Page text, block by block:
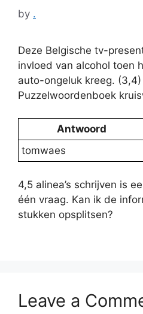
by .
Deze Belgische tv-
invloed van alcohol toen
auto-ongeluk kreeg.
Puzzelwoordenboek
Antwoord
tomwaes
4,5 alinea’s schrijven is
één vraag. Kan ik de
stukken opsplitsen?
Leave a